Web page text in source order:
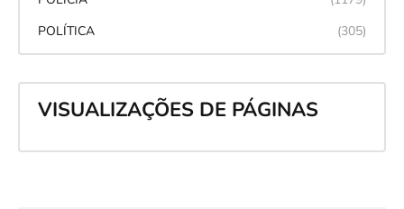
POLÍTICA
(305)
VISUALIZAÇÕES DE PÁGINAS